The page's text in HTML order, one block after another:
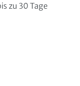
zu 30 Tage